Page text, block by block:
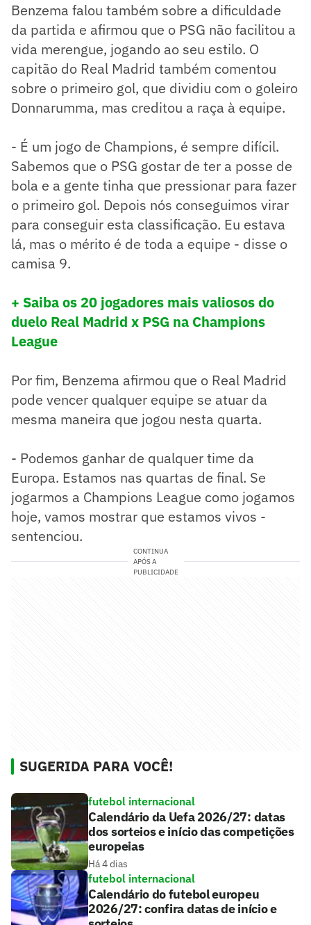
Benzema falou também sobre a dificuldade
da partida e afirmou que o PSG não facilitou a
vida merengue, jogando ao seu estilo. O
capitão do Real Madrid também comentou
sobre o primeiro gol, que dividiu com o goleiro
Donnarumma, mas creditou a raça à equipe.
- É um jogo de Champions, é sempre difícil.
Sabemos que o PSG gostar de ter a posse de
bola e a gente tinha que pressionar para fazer
o primeiro gol. Depois nós conseguimos virar
para conseguir esta classificação. Eu estava
lá, mas o mérito é de toda a equipe - disse o
camisa 9.
+ Saiba os 20 jogadores mais valiosos do
duelo Real Madrid x PSG na Champions
League
Por fim, Benzema afirmou que o Real Madrid
pode vencer qualquer equipe se atuar da
mesma maneira que jogou nesta quarta.
- Podemos ganhar de qualquer time da
Europa. Estamos nas quartas de final. Se
jogarmos a Champions League como jogamos
hoje, vamos mostrar que estamos vivos -
sentenciou.
CONTINUA
APÓS A
PUBLICIDADE
SUGERIDA PARA VOCÊ!
futebol internacional
Calendário da Uefa 2026/27: datas
dos sorteios e início das competições
europeias
Há 4 dias
futebol internacional
Calendário do futebol europeu
2026/27: confira datas de início e